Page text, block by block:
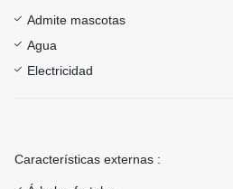
Admite mascotas
Agua
Electricidad
Características externas :